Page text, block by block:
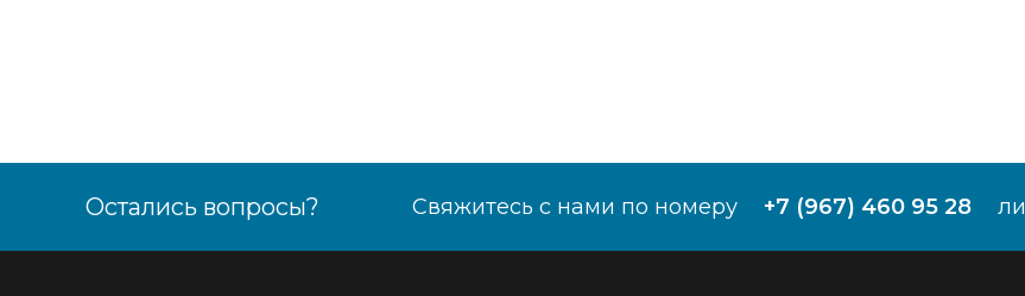
Остались вопросы? Свяжитесь с нами по номеру +7 (967) 460 95 28